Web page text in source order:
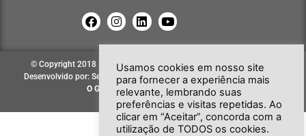
© Copyright 2018 – 2026. Todos os direitos reservados à GOB-SP |
Desenvolvido por: Secretária de Comunicação e Informática do GOB-SP
O GOB-SPEVOLUINDO PARA VOCÊ!
Usamos cookies em nosso site
para fornecer a experiência mais
relevante, lembrando suas
preferências e visitas repetidas. Ao
clicar em “Aceitar”, concorda com a
utilização de TODOS os cookies.